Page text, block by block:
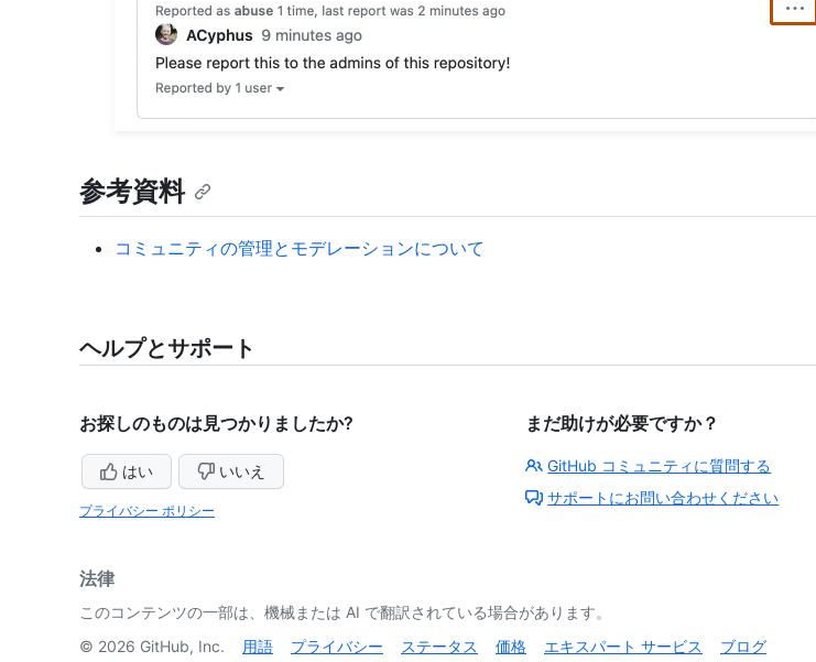
参考資料
コミュニティの管理とモデレーションについて
ヘルプとサポート
お探しのものは見つかりましたか?
はい いいえ
プライバシー ポリシー
まだ助けが必要ですか？
GitHub コミュニティに質問する
サポートにお問い合わせください
法律
このコンテンツの一部は、機械または AI で翻訳されている場合があります。
© 2026 GitHub, Inc. 用語 プライバシー ステータス 価格 エキスパート サービス ブログ